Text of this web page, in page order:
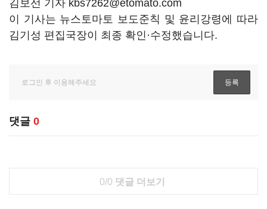
김보선 기자 kbs7262@etomato.com
이 기사는 뉴스토마토 보도준칙 및 윤리강령에 따라
김기성 편집국장이 최종 확인·수정했습니다.
댓글 0
0/0 댓글 더보기